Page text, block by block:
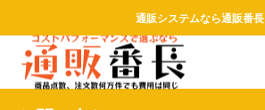
通販システムなら通販番長